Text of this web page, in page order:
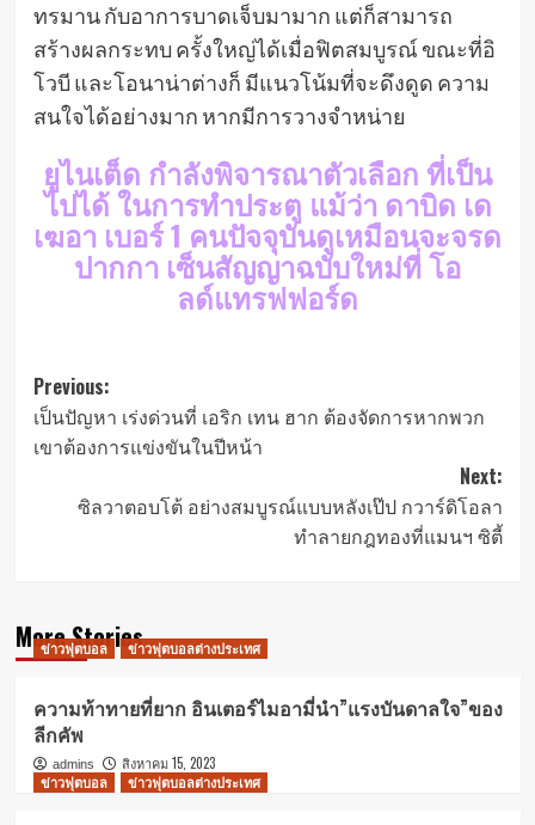
ทรมาน กับอาการบาดเจ็บมามาก แต่ก็สามารถ
สร้างผลกระทบ ครั้งใหญ่ได้เมื่อฟิตสมบูรณ์ ขณะที่อิ
โวบี และโอนาน่าต่างก็ มีแนวโน้มที่จะดึงดูด ความ
สนใจได้อย่างมาก หากมีการวางจำหน่าย
ยูไนเต็ด กำลังพิจารณาตัวเลือก ที่เป็น
ไปได้ ในการทำประตู แม้ว่า ดาบิด เด
เฆอา เบอร์ 1 คนปัจจุบันดูเหมือนจะจรด
ปากกา เซ็นสัญญาฉบับใหม่ที่ โอ
ลด์แทรฟฟอร์ด
Post
navigation
Previous:
เป็นปัญหา เร่งด่วนที่ เอริก เทน ฮาก ต้องจัดการหากพวก
เขาต้องการแข่งขันในปีหน้า
Next:
ซิลวาตอบโต้ อย่างสมบูรณ์แบบหลังเป๊ป กวาร์ดิโอลา
ทำลายกฎทองที่แมนฯ ซิตี้
More Stories
ข่าวฟุตบอล ข่าวฟุตบอลต่างประเทศ
ความท้าทายที่ยาก อินเตอร์ไมอามี่นำ”แรงบันดาลใจ”ของ
ลีกคัพ
admins
สิงหาคม 15, 2023
ข่าวฟุตบอล
ข่าวฟุตบอลต่างประเทศ